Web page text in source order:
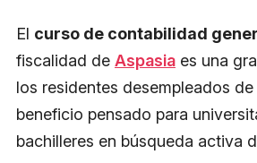
El curso de contabilidad
fiscalidad de Aspasia es una
los residentes desempleados de
beneficio pensado para
bachilleres en búsqueda activa